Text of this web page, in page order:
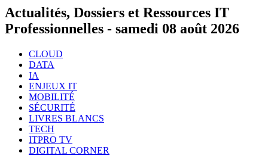
Actualités, Dossiers et Ressources IT
Professionnelles - samedi 08 août 2026
CLOUD
DATA
IA
ENJEUX IT
MOBILITÉ
SÉCURITÉ
LIVRES BLANCS
TECH
ITPRO TV
DIGITAL CORNER